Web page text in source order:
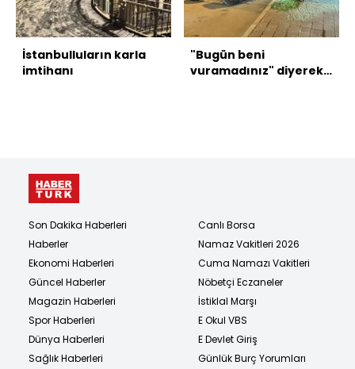
İstanbulluların karla
imtihanı
"Bugün beni
vuramadınız" diyerek
Son Dakika Haberleri
Haberler
Ekonomi Haberleri
Güncel Haberler
Magazin Haberleri
Spor Haberleri
Dünya Haberleri
Sağlık Haberleri
Canlı Borsa
Namaz Vakitleri 2026
Cuma Namazı Vakitleri
Nöbetçi Eczaneler
İstiklal Marşı
E Okul VBS
E Devlet Giriş
Günlük Burç Yorumları